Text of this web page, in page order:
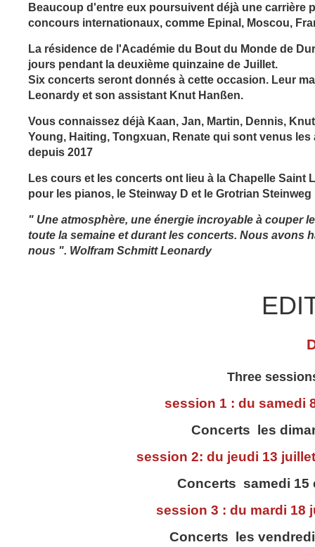
Beaucoup d'entre eux poursuivent déjà une carrière
concours internationaux, comme Epinal, Moscou,
La résidence de l'Académie du Bout du Monde de
jours pendant la deuxième quinzaine de Juillet.
Six concerts seront donnés à cette occasion. Leur
Leonardy et son assistant Knut Hanßen.
Vous connaissez déjà Kaan, Jan, Martin, Dennis,
Young, Haiting, Tongxuan, Renate qui sont venus les
depuis 2017
Les cours et les concerts ont lieu à la Chapelle
pour les pianos, le Steinway D et le Grotrian Steinweg
" Une atmosphère, une énergie incroyable à couper
toute la semaine et durant les concerts. Nous avons
nous ". Wolfram Schmitt Leonardy
Three
session 1 : du samedi
Concerts les
session 2: du jeudi 13
Concerts samedi 15
session 3 : du mardi 18
Concerts les